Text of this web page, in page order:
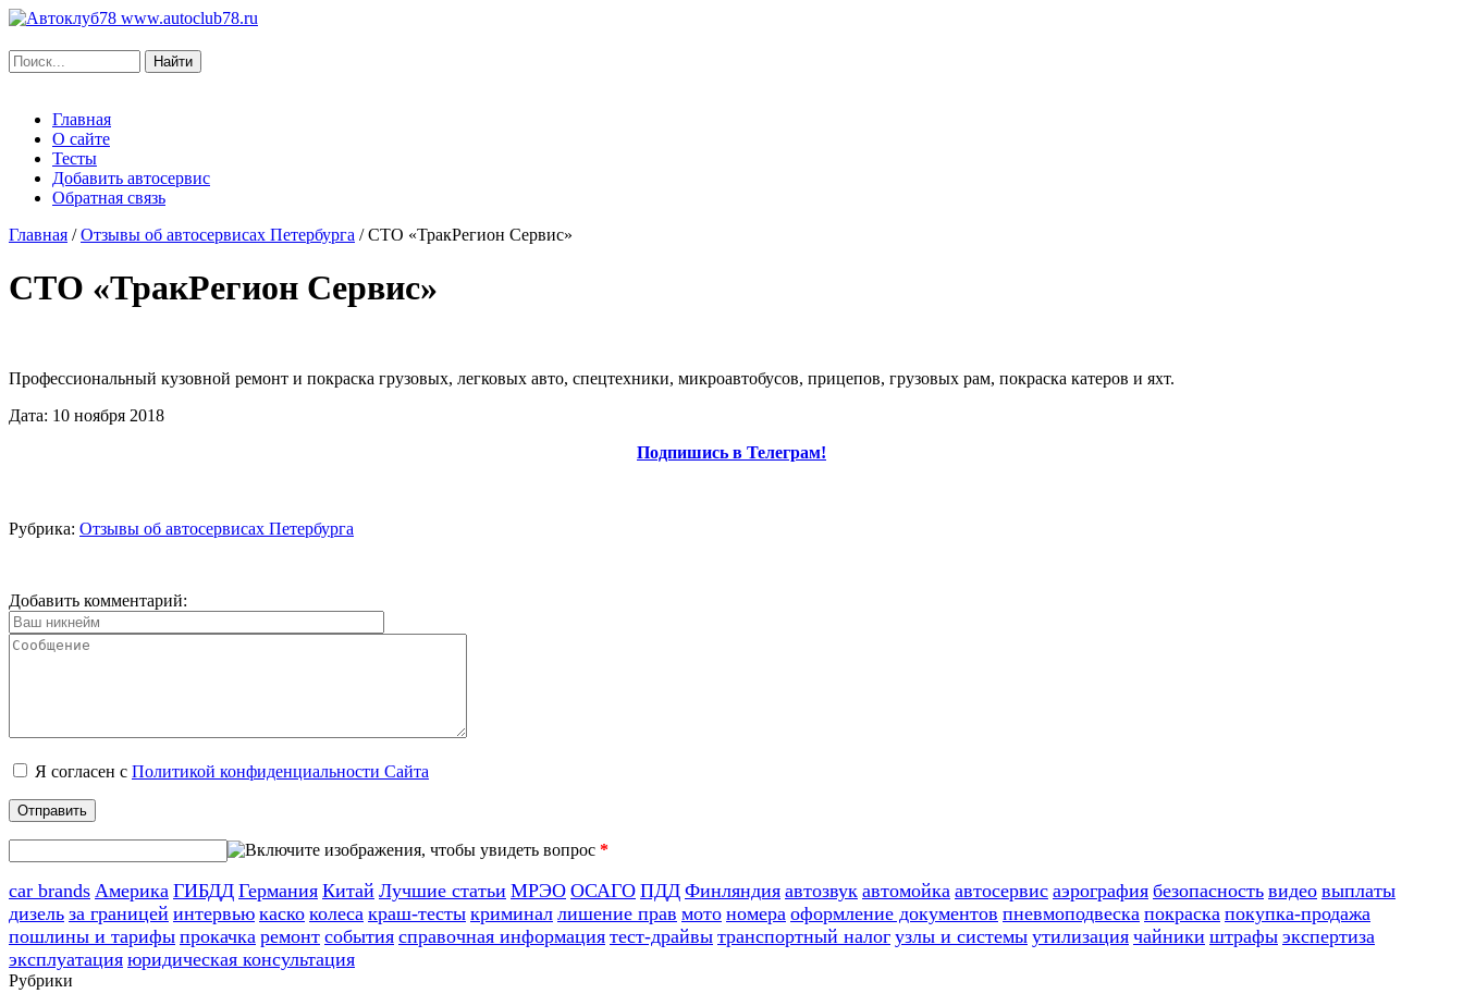
www.autoclub78.ru
Главная
О сайте
Тесты
Добавить автосервис
Обратная связь
Главная /Отзывы об автосервисах Петербурга /СТО «ТракРегион Сервис»
СТО «ТракРегион Сервис»
Профессиональный кузовной ремонт и покраска грузовых, легковых авто, спецтехники, микроавтобусов, прицепов, грузовых рам, покраска катеров и яхт.
Дата: 10 ноября 2018
Подпишись в Телеграм!
Рубрика: Отзывы об автосервисах Петербурга
Добавить комментарий:
Я согласен с Политикой конфиденциальности Сайта
*
car brands Америка ГИБДД Германия Китай Лучшие статьи МРЭО ОСАГО ПДД Финляндия автозвук автомойка автосервис аэрография безопасность видео выплаты
дизель за границей интервью каско колеса краш-тесты криминал лишение прав мото номера оформление документов пневмоподвеска покраска покупка-продажа
пошлины и тарифы прокачка ремонт события справочная информация тест-драйвы транспортный налог узлы и системы утилизация чайники штрафы экспертиза
эксплуатация юридическая консультация
Рубрики